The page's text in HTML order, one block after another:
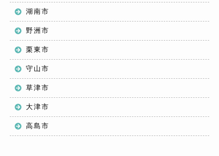
湖南市
野洲市
栗東市
守山市
草津市
大津市
高島市